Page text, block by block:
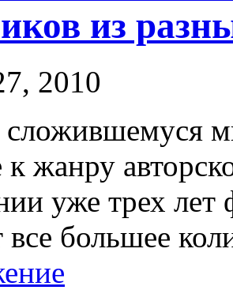
из
2010
к жанру
уже трех лет
все большее